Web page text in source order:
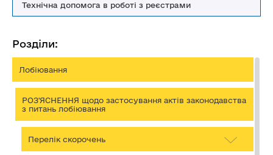
Технічна допомога в роботі з реєстрами
Розділи:
Лобіювання
РОЗ'ЯСНЕННЯ щодо застосування актів законодавства
з питань лобіювання
Перелік скорочень